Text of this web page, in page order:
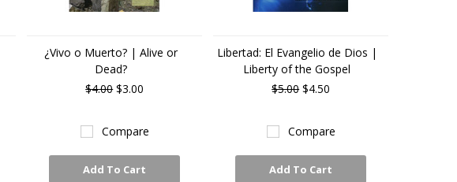
¿Vivo o Muerto? | Alive or
Dead?
$4.00$3.00
Compare
Add To Cart
Libertad: El Evangelio de Dios |
Liberty of the Gospel
$5.00$4.50
Compare
Add To Cart